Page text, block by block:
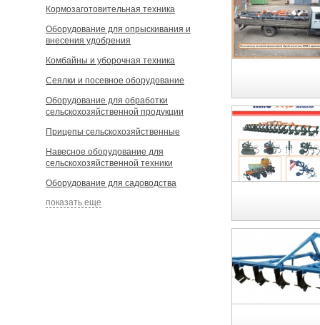
Кормозаготовительная техника
Оборудование для опрыскивания и
внесения удобрения
Комбайны и уборочная техника
Сеялки и посевное оборудование
Оборудование для обработки
сельскохозяйственной продукции
Прицепы сельскохозяйственные
Навесное оборудование для
сельскохозяйственной техники
Оборудование для садоводства
показать еще